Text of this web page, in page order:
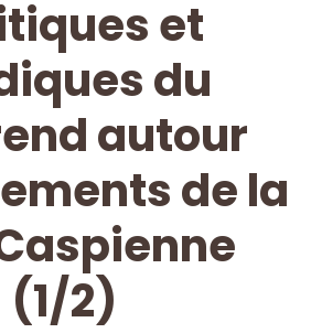
et
du
autour
de la
(1/2)